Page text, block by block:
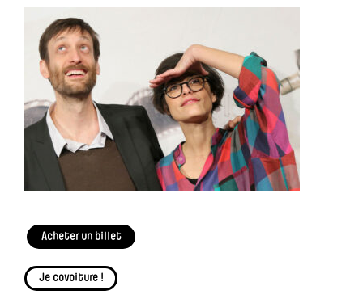
Acheter un billet
Je covoiture !